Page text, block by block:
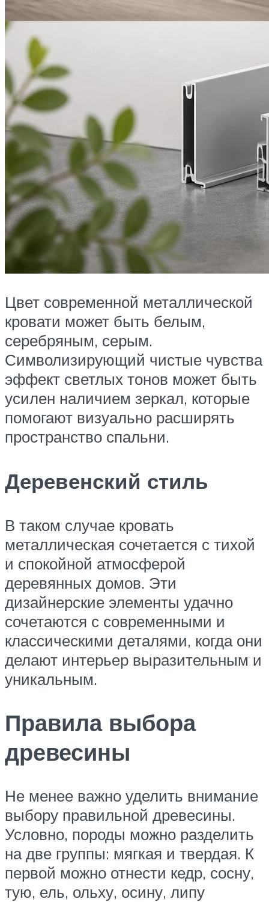
Цвет современной металлической
кровати может быть белым,
серебряным, серым.
Символизирующий чистые чувства
эффект светлых тонов может быть
усилен наличием зеркал, которые
помогают визуально расширять
пространство спальни.
Деревенский стиль
В таком случае кровать
металлическая сочетается с тихой
и спокойной атмосферой
деревянных домов. Эти
дизайнерские элементы удачно
сочетаются с современными и
классическими деталями, когда они
делают интерьер выразительным и
уникальным.
Правила выбора
древесины
Не менее важно уделить внимание
выбору правильной древесины.
Условно, породы можно разделить
на две группы: мягкая и твердая. К
первой можно отнести кедр, сосну,
тую, ель, ольху, осину, липу